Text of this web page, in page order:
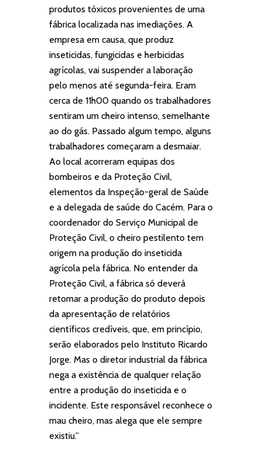
produtos tóxicos provenientes de uma
fábrica localizada nas imediações. A
empresa em causa, que produz
inseticidas, fungicidas e herbicidas
agrícolas, vai suspender a laboração
pelo menos até segunda-feira. Eram
cerca de 11h00 quando os trabalhadores
sentiram um cheiro intenso, semelhante
ao do gás. Passado algum tempo, alguns
trabalhadores começaram a desmaiar.
Ao local acorreram equipas dos
bombeiros e da Proteção Civil,
elementos da Inspeção-geral de Saúde
e a delegada de saúde do Cacém. Para o
coordenador do Serviço Municipal de
Proteção Civil, o cheiro pestilento tem
origem na produção do inseticida
agrícola pela fábrica. No entender da
Proteção Civil, a fábrica só deverá
retomar a produção do produto depois
da apresentação de relatórios
científicos credíveis, que, em princípio,
serão elaborados pelo Instituto Ricardo
Jorge. Mas o diretor industrial da fábrica
nega a existência de qualquer relação
entre a produção do inseticida e o
incidente. Este responsável reconhece o
mau cheiro, mas alega que ele sempre
existiu.”